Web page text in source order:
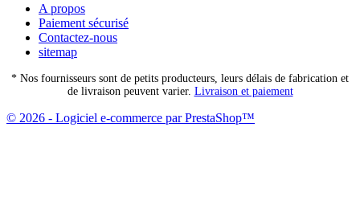
A propos
Paiement sécurisé
Contactez-nous
sitemap
* Nos fournisseurs sont de petits producteurs, leurs délais de fabrication et
de livraison peuvent varier. Livraison et paiement
© 2026 - Logiciel e-commerce par PrestaShop™